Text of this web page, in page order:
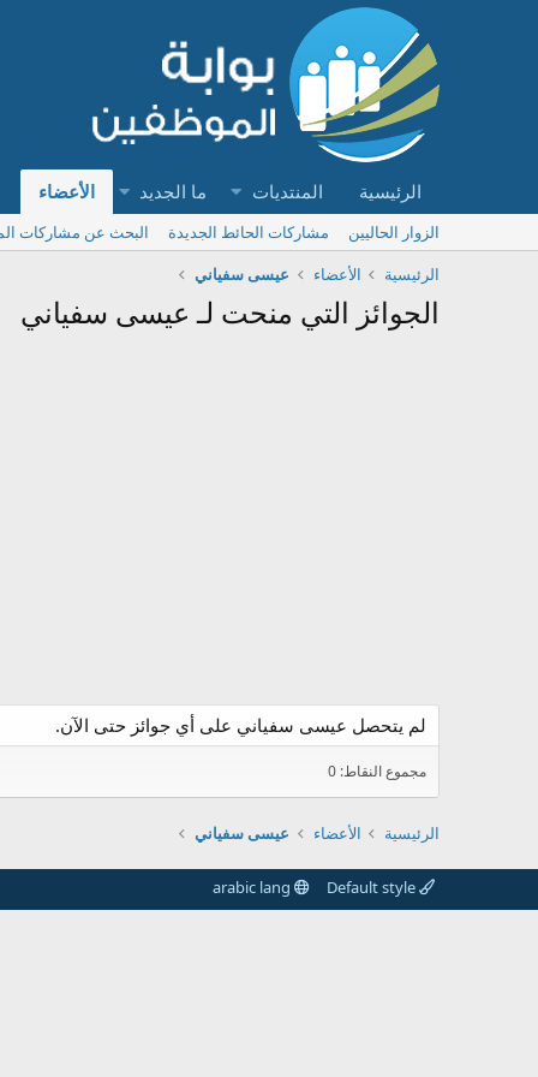
الرئيسية المنتديات ما الجديد الأعضاء
الزوار الحاليين مشاركات الحائط الجديدة
البحث عن مشاركات
الرئيسية
الأعضاء عيسى سفياني
الجوائز التي منحت لـ عيسى سفياني
لم يتحصل عيسى سفياني على أي جوائز حتى الآن.
مجموع النقاط: 0
الرئيسية الأعضاء عيسى سفياني